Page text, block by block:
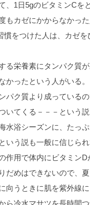
、1日5gのビタミンC
もカゼにかからなかっ
慣をつけた人は、カゼ
る栄養素にタンパク質
かったという人がいる
パク質より成っている
いてくる－－－という説
水浴シーズンに、たっ
いう説も一般に信じられ
作用で体内にビタミン
だめはできないので、
向うときに肌を紫外線